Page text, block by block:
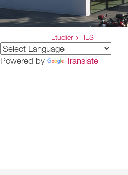
Etudier HES
Powered by Translate